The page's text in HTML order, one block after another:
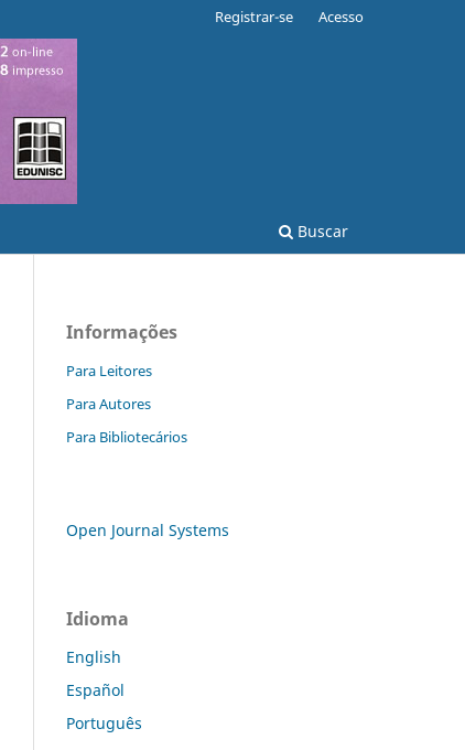
Buscar
Registrar-se Acesso
Informações
Para Leitores
Para Autores
Para Bibliotecários
Open Journal Systems
Idioma
English
Español
Português